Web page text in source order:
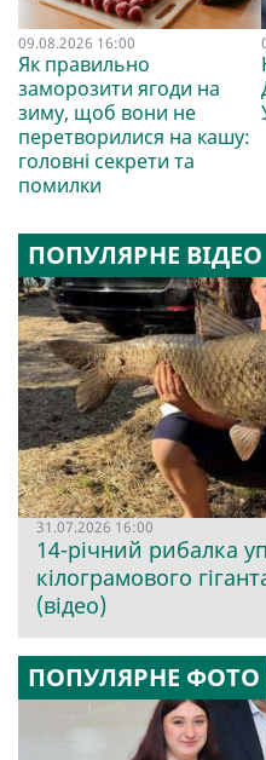
09.08.2026 16:00
Як правильно
заморозити ягоди на
зиму, щоб вони не
перетворилися на кашу:
головні секрети та
помилки
ПОПУЛЯРНЕ ВІДЕО
31.07.2026 16:00
14-річний рибалка
кілограмового
(відео)
ПОПУЛЯРНЕ ФОТО